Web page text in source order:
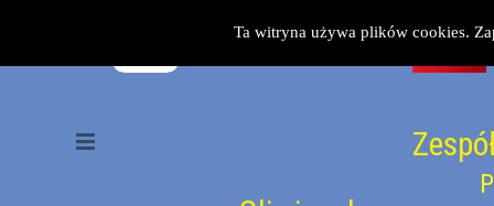
Ta witryna używa plików cookies.